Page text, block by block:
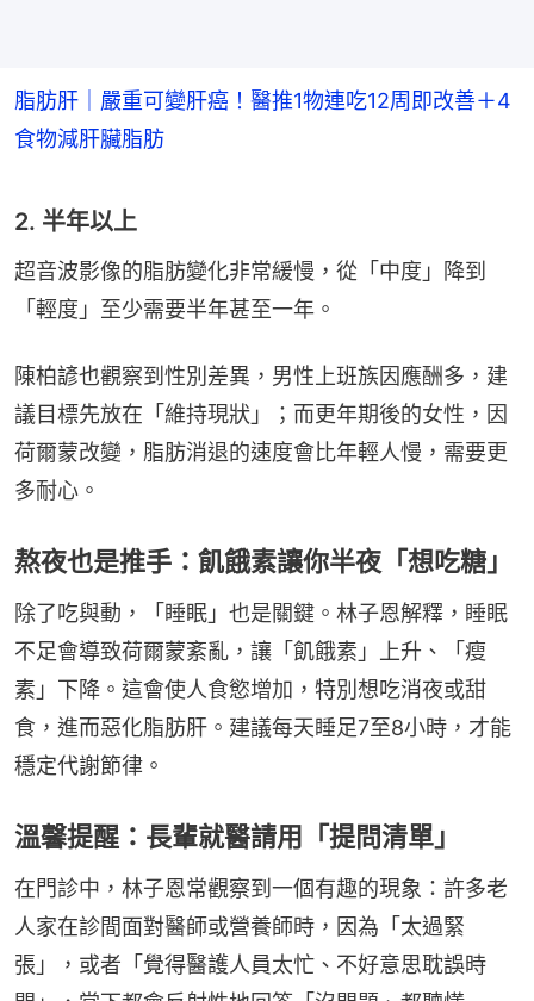
脂肪肝｜嚴重可變肝癌！醫推1物連吃12周即改善＋4
食物減肝臟脂肪
2. 半年以上
超音波影像的脂肪變化非常緩慢，從「中度」降到
「輕度」至少需要半年甚至一年。
陳柏諺也觀察到性別差異，男性上班族因應酬多，建
議目標先放在「維持現狀」；而更年期後的女性，因
荷爾蒙改變，脂肪消退的速度會比年輕人慢，需要更
多耐心。
熬夜也是推手：飢餓素讓你半夜「想吃糖」
除了吃與動，「睡眠」也是關鍵。林子恩解釋，睡眠
不足會導致荷爾蒙紊亂，讓「飢餓素」上升、「瘦
素」下降。這會使人食慾增加，特別想吃消夜或甜
食，進而惡化脂肪肝。建議每天睡足7至8小時，才能
穩定代謝節律。
溫馨提醒：長輩就醫請用「提問清單」
在門診中，林子恩常觀察到一個有趣的現象：許多老
人家在診間面對醫師或營養師時，因為「太過緊
張」，或者「覺得醫護人員太忙、不好意思耽誤時